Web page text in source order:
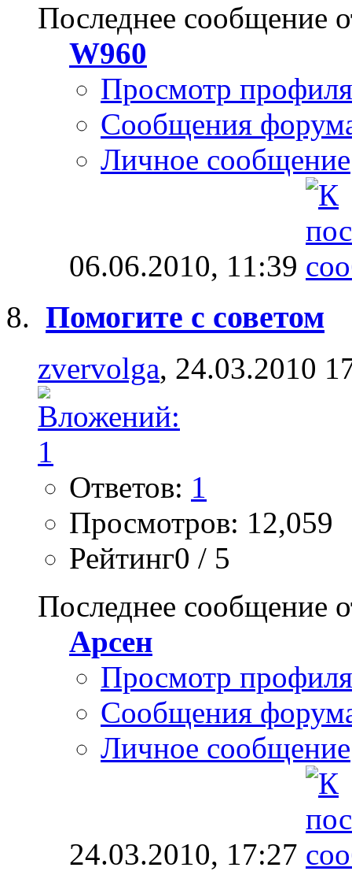
Последнее сообщение
W960
Просмотр профиля
Сообщения
Личное сообщение
06.06.2010, 11:39
Помогите с советом
zvervolga, 24.03.2010
Ответов: 1
Просмотров: 12,059
Рейтинг0 / 5
Последнее сообщение
Арсен
Просмотр профиля
Сообщения
Личное сообщение
24.03.2010, 17:27